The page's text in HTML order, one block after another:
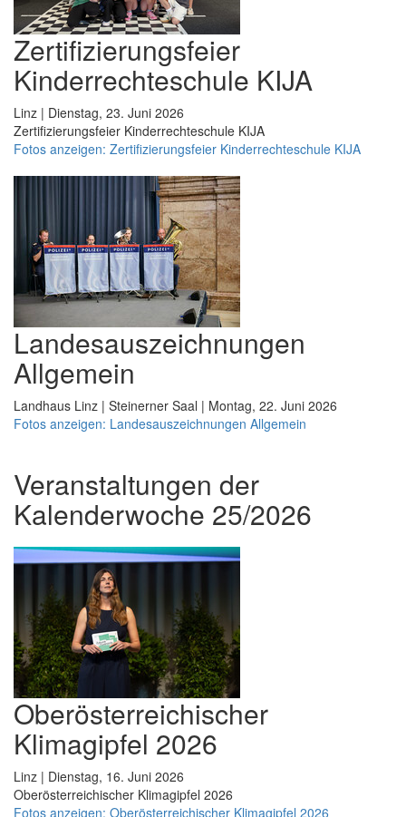
Zertifizierungsfeier
Kinderrechteschule KIJA
Linz | Dienstag, 23. Juni 2026
Zertifizierungsfeier Kinderrechteschule KIJA
Fotos anzeigen: Zertifizierungsfeier Kinderrechteschule KIJA
Landesauszeichnungen
Allgemein
Landhaus Linz | Steinerner Saal | Montag, 22. Juni 2026
Fotos anzeigen: Landesauszeichnungen Allgemein
Veranstaltungen der
Kalenderwoche 25/2026
Oberösterreichischer
Klimagipfel 2026
Linz | Dienstag, 16. Juni 2026
Oberösterreichischer Klimagipfel 2026
Fotos anzeigen: Oberösterreichischer Klimagipfel 2026